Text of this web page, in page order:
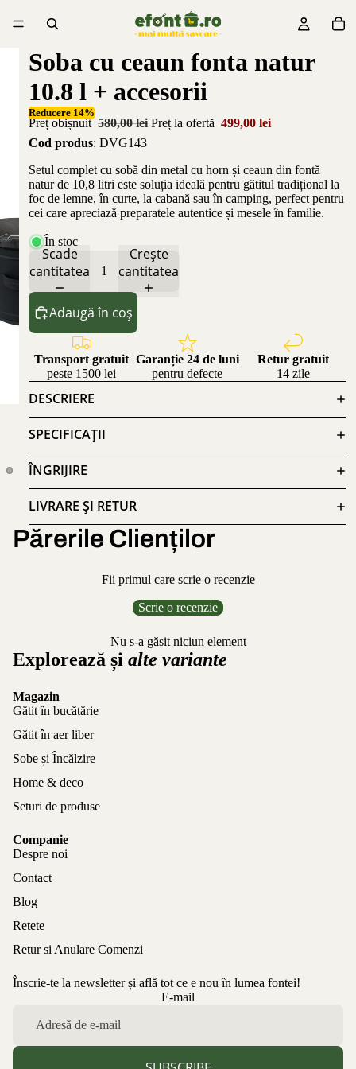
Soba cu ceaun fonta natur
10.8 l + accesorii
Reducere 14%
Preț obișnuit 580,00 lei Preț la ofertă 499,00 lei
Cod produs: DVG143
Setul complet cu sobă din metal cu horn și ceaun din fontă
natur de 10,8 litri este soluția ideală pentru gătitul tradițional la
foc de lemne, în curte, la cabană sau în camping, perfect pentru
cei care apreciază preparatele autentice și mesele în familie.
În stoc
Scade
cantitatea
Crește
cantitatea
Adaugă în coș
Transport gratuit
peste 1500 lei
Garanție 24 de luni
pentru defecte
Retur gratuit
14 zile
DESCRIERE
SPECIFICAȚII
ÎNGRIJIRE
LIVRARE ȘI RETUR
Părerile Clienților
Fii primul care scrie o recenzie
Scrie o recenzie
Nu s-a găsit niciun element
Explorează și alte variante
Magazin
Gătit în bucătărie
Gătit în aer liber
Sobe și Încălzire
Home & deco
Seturi de produse
Companie
Despre noi
Contact
Blog
Retete
Retur si Anulare Comenzi
Înscrie-te la newsletter și află tot ce e nou în lumea fontei!
E-mail
Politica de confidențialitate